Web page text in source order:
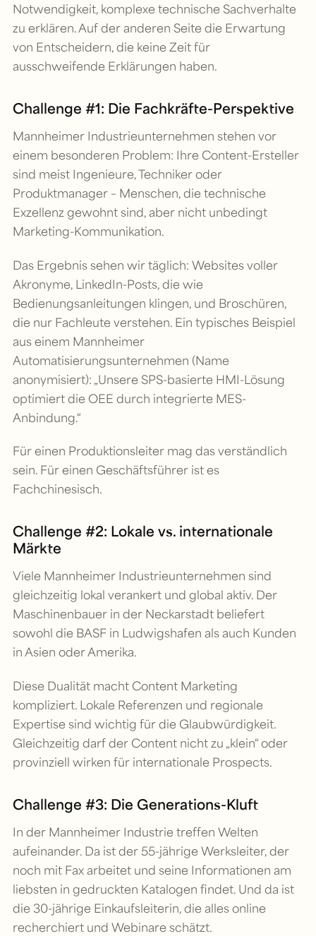
Notwendigkeit, komplexe technische Sachverhalte
zu erklären. Auf der anderen Seite die Erwartung
von Entscheidern, die keine Zeit für
ausschweifende Erklärungen haben.
Challenge #1: Die Fachkräfte-Perspektive
Mannheimer Industrieunternehmen stehen vor
einem besonderen Problem: Ihre Content-Ersteller
sind meist Ingenieure, Techniker oder
Produktmanager – Menschen, die technische
Exzellenz gewohnt sind, aber nicht unbedingt
Marketing-Kommunikation.
Das Ergebnis sehen wir täglich: Websites voller
Akronyme, LinkedIn-Posts, die wie
Bedienungsanleitungen klingen, und Broschüren,
die nur Fachleute verstehen. Ein typisches Beispiel
aus einem Mannheimer
Automatisierungsunternehmen (Name
anonymisiert): „Unsere SPS-basierte HMI-Lösung
optimiert die OEE durch integrierte MES-
Anbindung.“
Für einen Produktionsleiter mag das verständlich
sein. Für einen Geschäftsführer ist es
Fachchinesisch.
Challenge #2: Lokale vs. internationale
Märkte
Viele Mannheimer Industrieunternehmen sind
gleichzeitig lokal verankert und global aktiv. Der
Maschinenbauer in der Neckarstadt beliefert
sowohl die BASF in Ludwigshafen als auch Kunden
in Asien oder Amerika.
Diese Dualität macht Content Marketing
kompliziert. Lokale Referenzen und regionale
Expertise sind wichtig für die Glaubwürdigkeit.
Gleichzeitig darf der Content nicht zu „klein“ oder
provinziell wirken für internationale Prospects.
Challenge #3: Die Generations-Kluft
In der Mannheimer Industrie treffen Welten
aufeinander. Da ist der 55-jährige Werksleiter, der
noch mit Fax arbeitet und seine Informationen am
liebsten in gedruckten Katalogen findet. Und da ist
die 30-jährige Einkaufsleiterin, die alles online
recherchiert und Webinare schätzt.